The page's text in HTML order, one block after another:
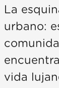
La
urbano:
vida